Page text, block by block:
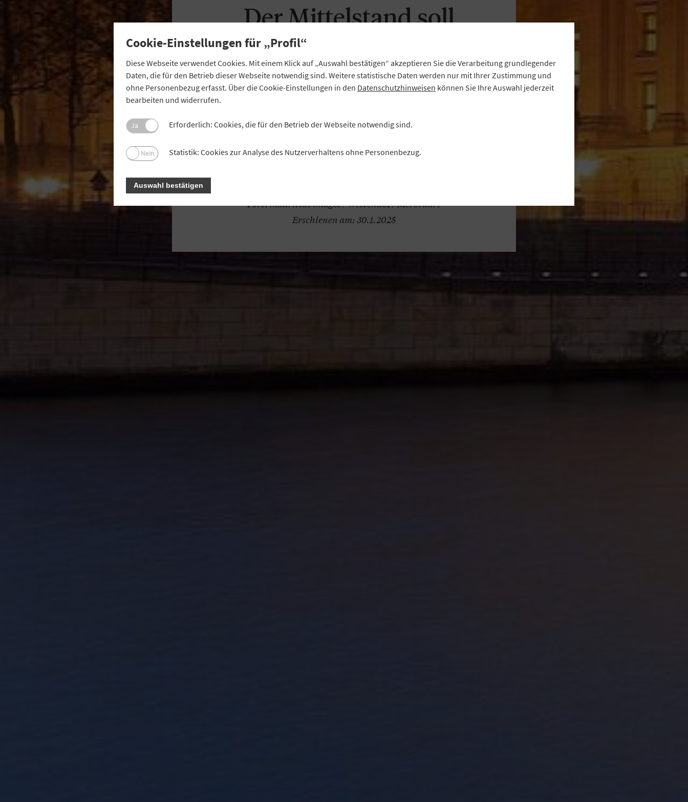
„Der Mittelstand soll
seine Innovationskraft
entfalten können“
bezahlbarer Wohnraum sollten auf der Prioritätenliste der nächsten
Bundesregierung weit oben stehen, betont GVB-Präsident Stefan
Foto: mauritius images / Westend61 / Mel Stuart
Erschienen am: 30.1.2025
Cookie-Einstellungen für „Profil“
Diese Webseite verwendet Cookies. Mit einem Klick auf „Auswahl bestätigen“ akzeptieren Sie die Verarbeitung grundlegender
Daten, die für den Betrieb dieser Webseite notwendig sind. Weitere statistische Daten werden nur mit Ihrer Zustimmung und
ohne Personenbezug erfasst. Über die Cookie-Einstellungen in den Datenschutzhinweisen können Sie Ihre Auswahl jederzeit
bearbeiten und widerrufen.
Ja Erforderlich: Cookies, die für den Betrieb der Webseite notwendig sind.
Nein Statistik: Cookies zur Analyse des Nutzerverhaltens ohne Personenbezug.
Auswahl bestätigen